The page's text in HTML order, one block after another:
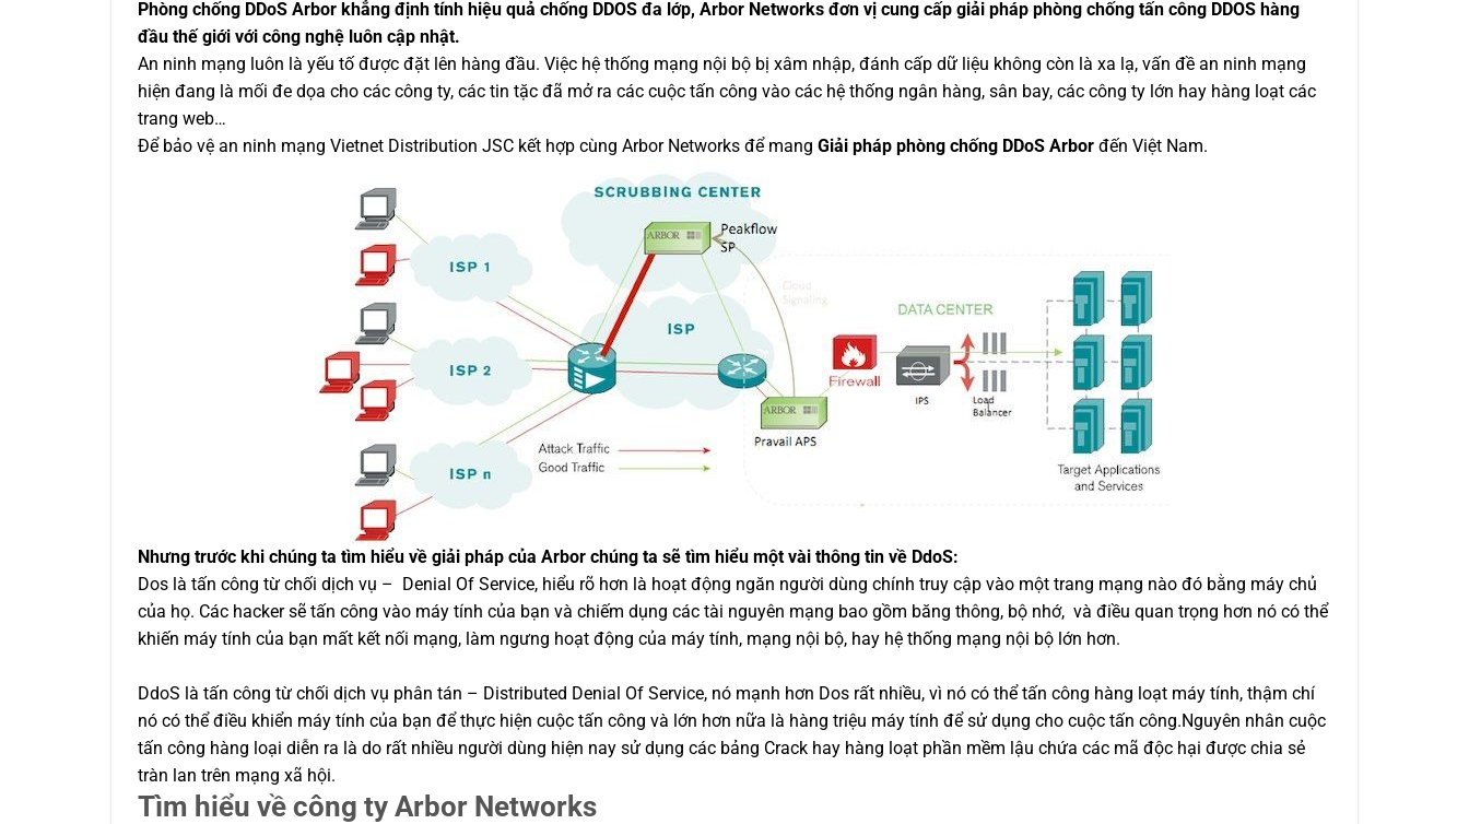
Phòng chống DDoS Arbor khẳng định tính hiệu quả chống DDOS đa lớp, Arbor Networks đơn vị cung cấp giải pháp phòng chống tấn công DDOS hàng
đầu thế giới với công nghệ luôn cập nhật.
​An ninh mạng luôn là yếu tố được đặt lên hàng đầu. Việc hệ thống mạng nội bộ bị xâm nhập, đánh cấp dữ liệu không còn là xa lạ, vấn đề an ninh mạng
hiện đang là mối đe dọa cho các công ty, các tin tặc đã mở ra các cuộc tấn công vào các hệ thống ngân hàng, sân bay, các công ty lớn hay hàng loạt các
trang web…
Để bảo vệ an ninh mạng Vietnet Distribution JSC kết hợp cùng Arbor Networks để mang Giải pháp phòng chống DDoS Arbor đến Việt Nam.
Nhưng trước khi chúng ta tìm hiểu về giải pháp của Arbor chúng ta sẽ tìm hiểu một vài thông tin về DdoS:
Dos là tấn công từ chối dịch vụ – Denial Of Service, hiểu rõ hơn là hoạt động ngăn người dùng chính truy cập vào một trang mạng nào đó bằng máy chủ
của họ. Các hacker sẽ tấn công vào máy tính của bạn và chiếm dụng các tài nguyên mạng bao gồm băng thông, bộ nhớ, và điều quan trọng hơn nó có thể
khiến máy tính của bạn mất kết nối mạng, làm ngưng hoạt động của máy tính, mạng nội bộ, hay hệ thống mạng nội bộ lớn hơn.
DdoS là tấn công từ chối dịch vụ phân tán – Distributed Denial Of Service, nó mạnh hơn Dos rất nhiều, vì nó có thể tấn công hàng loạt máy tính, thậm chí
nó có thể điều khiển máy tính của bạn để thực hiện cuộc tấn công và lớn hơn nữa là hàng triệu máy tính để sử dụng cho cuộc tấn công.Nguyên nhân cuộc
tấn công hàng loại diễn ra là do rất nhiều người dùng hiện nay sử dụng các bảng Crack hay hàng loạt phần mềm lậu chứa các mã độc hại được chia sẻ
tràn lan trên mạng xã hội.
Tìm hiểu về công ty Arbor Networks